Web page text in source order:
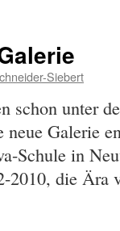
Siebert
schon unter
Galerie
Schule in
2010, die Ära